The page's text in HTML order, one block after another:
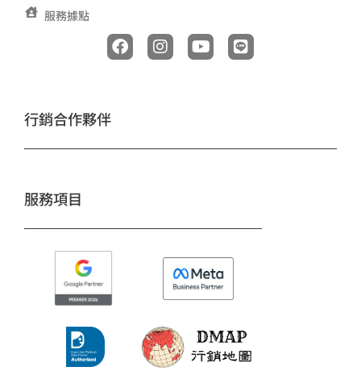
服務據點
F
a
c
k
I
n
s
a
Y
o
u
L
i
n
行銷合作夥伴
服務項目